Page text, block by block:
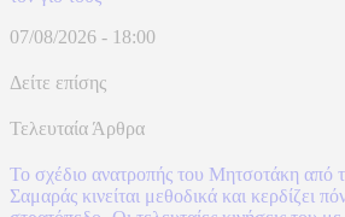
07/08/2026 - 18:00
Δείτε επίσης
Τελευταία Άρθρα
Το σχέδιο ανατροπής του Μητσοτάκη από
Σαμαράς κινείται μεθοδικά και κερδίζει